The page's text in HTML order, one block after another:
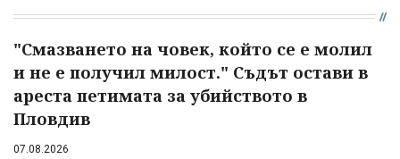
"Смазването на човек, който се е молил
и не е получил милост." Съдът остави в
ареста петимата за убийството в
Пловдив
07.08.2026